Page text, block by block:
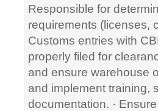
Responsible for
requirements (licenses,
Customs entries with
properly filed for
and ensure warehouse
and implement training,
documentation. ·